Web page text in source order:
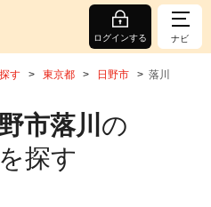
ログインする ナビ
す 東京都 日野市 落川
市落川 の
探す